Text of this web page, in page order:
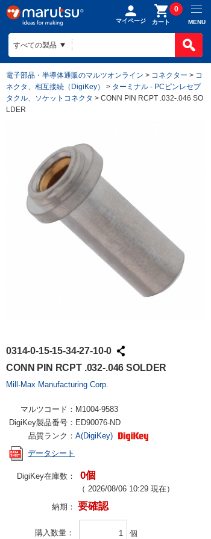
マイページ カート
0
MENU
電子部品・半導体通販のマルツオンライン > コネクター > コ
ネクタ、相互接続（DigiKey）
> ターミナル - PCピンレセプ
タクル、ソケットコネクタ > CONN PIN RCPT .032-.046 SO
LDER
0314-0-15-15-34-27-10-0
CONN PIN RCPT .032-.046 SOLDER
Mill-Max Manufacturing Corp.
マルツコード： M1004-9583
DigiKey製品番号： ED90076-ND
品質ランク： A(DigiKey)
データシート
DigiKey在庫数： 0個
（ 2026/08/06 10:29 現在）
納期： 要確認
購入数量 個